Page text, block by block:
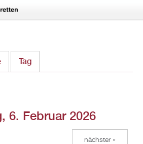
Tag
6. Februar 2026
nächster »